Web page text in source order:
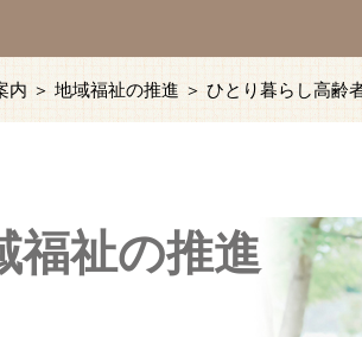
内 ＞ 地域福祉の推進 ＞ ひとり暮らし高齢
福祉の推進